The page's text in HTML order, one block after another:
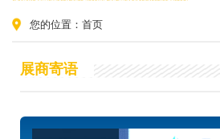
您的位置： 首页
展商寄语